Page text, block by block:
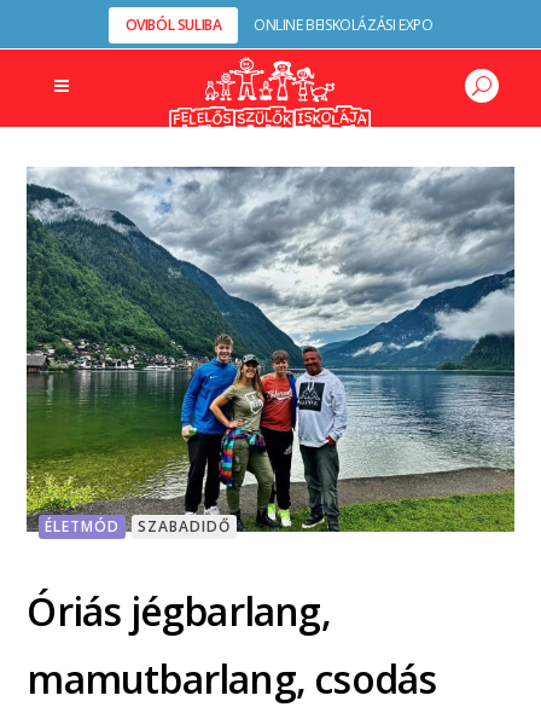
OVIBÓL SULIBA ONLINE BEISKOLÁZÁSI EXPO
ÉLETMÓD SZABADIDŐ
Óriás jégbarlang,
mamutbarlang, csodás